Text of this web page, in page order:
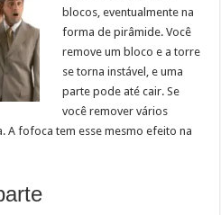
blocos, eventualmente na
forma de pirâmide. Você
remove um bloco e a torre
se torna instável, e uma
parte pode até cair. Se
você remover vários
A fofoca tem esse mesmo efeito na